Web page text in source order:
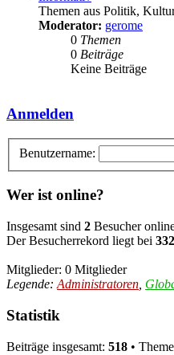
Themen aus Politik,
Moderator: gerome
0 Themen
0 Beiträge
Keine Beiträge
Anmelden
Benutzername:
Wer ist online?
Insgesamt sind 2 Besucher
Der Besucherrekord liegt bei 332
Mitglieder: 0 Mitglieder
Legende: Administratoren
Statistik
Beiträge insgesamt: 518 •